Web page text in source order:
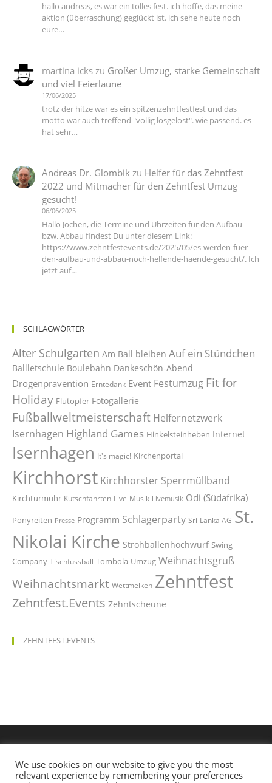
hallo andreas, es war ein tolles fest. ich hoffe, das meine
aktion (überraschung) geglückt ist. ich sehe heute noch
eure…
martina ickszu Großer Umzug, starke Gemeinschaft
und viel Feierlaune
17/06/2025
trotz der hitze war es ein spitzenzehntfestfest und das
motto war auch treffend "völlig losgelöst". wie passend. es
hat sehr…
Andreas Dr. Glombik zu Helfer für das Zehntfest
2022 und Mitmacher für den Zehntfest Umzug
gesucht!
06/06/2025
Hallo Jochen, die Termine und Uhrzeiten für den Aufbau
bzw. Abbau findest Du unter diesem Link:
https://www.zehntfestevents.de/2025/05/es-werden-fuer-
den-aufbau-und-abbau-noch-helfende-haende-gesucht/. Ich
jetzt auf…
SCHLAGWÖRTER
Alter Schulgarten Am Ball bleiben Auf ein Stündchen
Ballletschule Boulebahn Dankeschön-Abend
Drogenprävention Erntedank Event Festumzug Fit for
Holiday Flutopfer Fotogallerie
Fußballweltmeisterschaft Helfernetzwerk
Isernhagen Highland Games Hinkelsteinheben Internet
Isernhagen It's magic! Kirchenportal
Kirchhorst Kirchhorster Sperrmüllband
Kirchturmuhr Kutschfahrten Live-Musik Livemusik Odi (Südafrika)
Ponyreiten Presse Programm Schlagerparty Sri-Lanka AG St.
Nikolai Kirche Strohballenhochwurf Swing
Company Tischfussball Tombola Umzug Weihnachtsgruß
Weihnachtsmarkt Wettmelken Zehntfest
Zehntfest.Events Zehntscheune
ZEHNTFEST.EVENTS
We use cookies on our website to give you the most
relevant experience by remembering your preferences